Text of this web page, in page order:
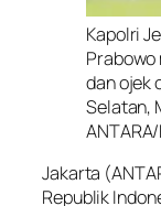
Kapolri
dan ojek
Selatan,
Jakarta
Republik